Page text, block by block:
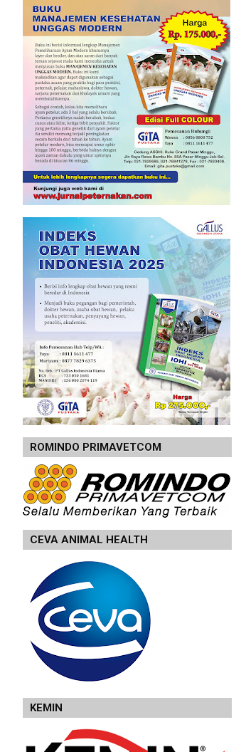
ROMINDO PRIMAVETCOM
CEVA ANIMAL HEALTH
KEMIN